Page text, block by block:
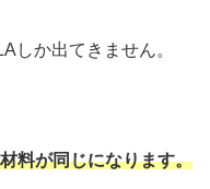
しか出てきません。
料が同じになります。